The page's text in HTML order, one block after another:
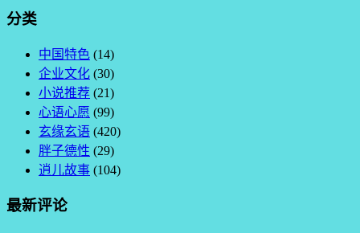
分类
中国特色 (14)
企业文化 (30)
小说推荐 (21)
心语心愿 (99)
玄缘玄语 (420)
胖子德性 (29)
逍儿故事 (104)
最新评论